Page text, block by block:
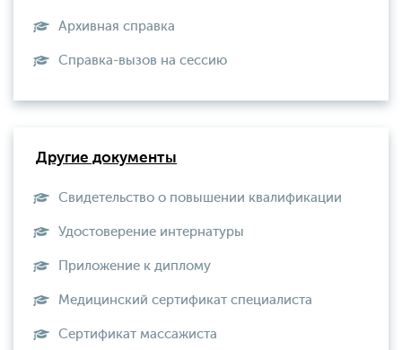
Архивная справка
Справка-вызов на сессию
Другие документы
Свидетельство о повышении квалификации
Удостоверение интернатуры
Приложение к диплому
Медицинский сертификат специалиста
Сертификат массажиста